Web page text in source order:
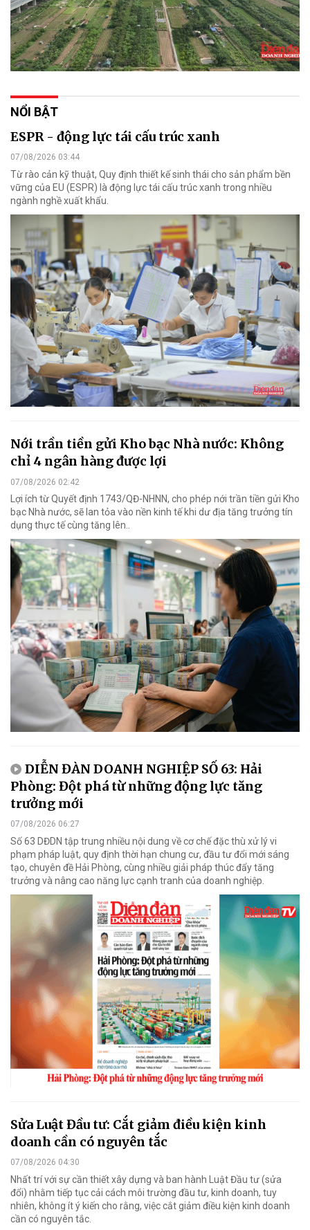
NỔI BẬT
ESPR - động lực tái cấu trúc xanh
07/08/2026 03:44
Từ rào cản kỹ thuật, Quy định thiết kế sinh thái cho sản phẩm bền
vững của EU (ESPR) là động lực tái cấu trúc xanh trong nhiều
ngành nghề xuất khẩu.
Nới trần tiền gửi Kho bạc Nhà nước: Không
chỉ 4 ngân hàng được lợi
07/08/2026 02:42
Lợi ích từ Quyết định 1743/QĐ-NHNN, cho phép nới trần tiền gửi Kho
bạc Nhà nước, sẽ lan tỏa vào nền kinh tế khi dư địa tăng trưởng tín
dụng thực tế cùng tăng lên..
DIỄN ĐÀN DOANH NGHIỆP SỐ 63: Hải
Phòng: Đột phá từ những động lực tăng
trưởng mới
07/08/2026 06:27
Số 63 DĐDN tập trung nhiều nội dung về cơ chế đặc thù xử lý vi
phạm pháp luật, quy định thời hạn chung cư, đầu tư đổi mới sáng
tạo, chuyên đề Hải Phòng, cùng nhiều giải pháp thúc đẩy tăng
trưởng và nâng cao năng lực cạnh tranh của doanh nghiệp.
Sửa Luật Đầu tư: Cắt giảm điều kiện kinh
doanh cần có nguyên tắc
07/08/2026 04:30
Nhất trí với sự cần thiết xây dựng và ban hành Luật Đầu tư (sửa
đổi) nhằm tiếp tục cải cách môi trường đầu tư, kinh doanh, tuy
nhiên, không ít ý kiến cho rằng, việc cắt giảm điều kiện kinh doanh
cần có nguyên tắc.